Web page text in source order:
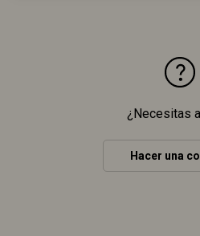
¿Necesitas
Hacer una